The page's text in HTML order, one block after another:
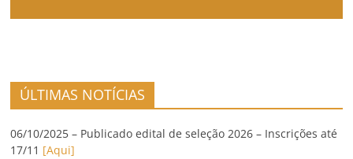
ÚLTIMAS NOTÍCIAS
06/10/2025 – Publicado edital de seleção 2026 – Inscrições até
17/11 [Aqui]